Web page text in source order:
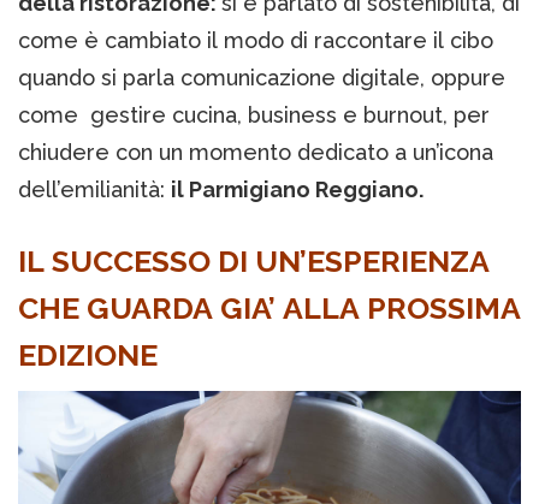
come è cambiato il modo di raccontare il cibo
quando si parla comunicazione digitale, oppure
come gestire cucina, business e burnout, per
chiudere con un momento dedicato a un’icona
dell’emilianità: il Parmigiano Reggiano.
IL SUCCESSO DI UN’ESPERIENZA
CHE GUARDA GIA’ ALLA PROSSIMA
EDIZIONE